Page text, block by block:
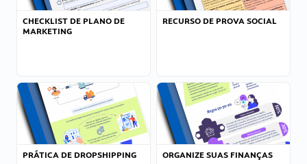
CHECKLIST DE PLANO DE
MARKETING
RECURSO DE PROVA SOCIAL
PRÁTICA DE DROPSHIPPING ORGANIZE SUAS FINANÇAS